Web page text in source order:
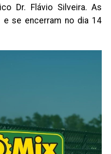
Dr. Flávio Silveira. As
se encerram no dia 14